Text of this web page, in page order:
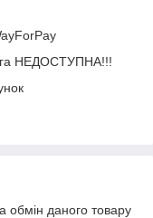
НЕДОСТУПНА!!!
обмін даного товару